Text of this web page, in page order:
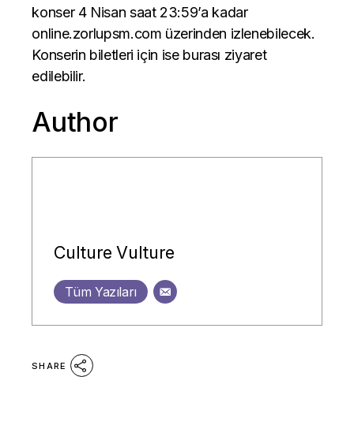
konser 4 Nisan saat 23:59’a kadar
online.zorlupsm.com üzerinden izlenebilecek.
Konserin biletleri için ise burası ziyaret
edilebilir.
Author
Culture Vulture
Tüm Yazıları
SHARE